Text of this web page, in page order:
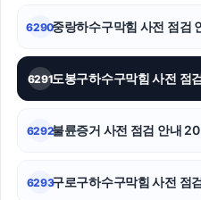
6290중랑하수구막힘 사전 점
6291
6292불륜증거 사전 점검 안내
6293구로구하수구막힘 사전